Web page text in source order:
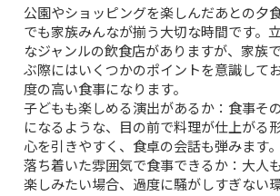
公園やショッピングを楽しんだあとの夕
でも家族みんなが揃う大切な時間です。
なジャンルの飲食店がありますが、家族
ぶ際にはいくつかのポイントを意識して
度の高い食事になります。
子どもも楽しめる演出があるか ：食事そ
になるような、目の前で料理が仕上がる
心を引きやすく、食卓の会話も弾みます。
落ち着いた雰囲気で食事できるか ：大人
楽しみたい場合、過度に騒がしすぎない